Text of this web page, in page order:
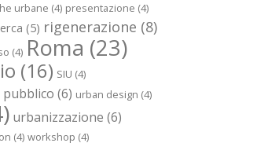
urbane (4) presentazione (4)
(5) rigenerazione (8)
(4) Roma (23)
(16) SIU (4)
pubblico (6) urban design (4)
urbanizzazione (6)
(4) workshop (4)